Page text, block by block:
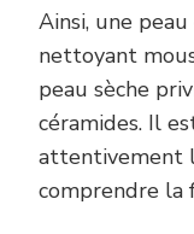
Ainsi, une
nettoyant
peau sèche
céramides. Il
attentivement
comprendre la